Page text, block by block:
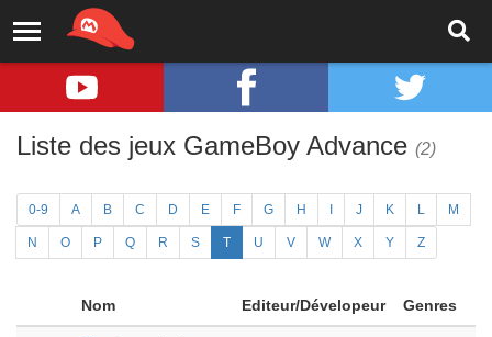
Liste des jeux GameBoy Advance (2)
0-9 A B C D E F G H J K L M
N O P Q R S T U V W X Y Z
Nom Editeur/Dévelopeur Genres